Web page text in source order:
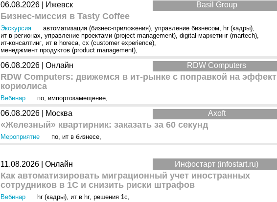
Basil Group
06.08.2026 | Ижевск
Бизнес-миссия в Tasty Coffee
Экскурсия автоматизация (бизнес-приложения), управление бизнесом, hr (кадры),
ит в регионах, управление проектами (project management), digital-маркетинг (martech),
ит-консалтинг, ит в horeca, cx (customer experience),
менеджмент продуктов (product management),
RDW Computers
06.08.2026 | Онлайн
RDW Computers: движемся в ит-рынке с поправкой на эффект
кориолиса
Вебинар по, импортозамещение,
Axoft
06.08.2026 | Москва
«Железный» квартирник: заказать за 60 секунд
Мероприятие по, ит в бизнесе,
Инфостарт (infostart.ru)
11.08.2026 | Онлайн
Как автоматизировать миграционный учет иностранных
сотрудников в 1С и снизить риски штрафов
Вебинар hr (кадры), ит в hr, решения 1с,